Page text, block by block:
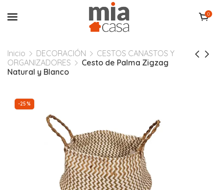
0
Inicio DECORACIÓN
CESTOS CANASTOS Y
ORGANIZADORES
Cesto de Palma Zigzag
Natural y Blanco
-25%